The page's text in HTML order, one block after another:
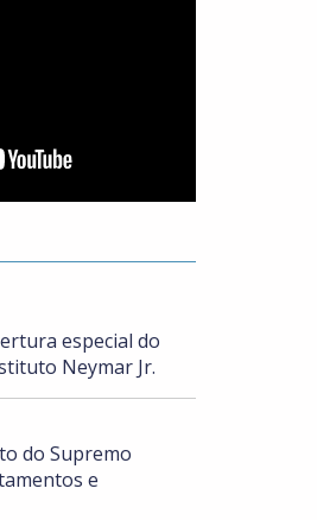
especial do
Neymar Jr.
do Supremo
e